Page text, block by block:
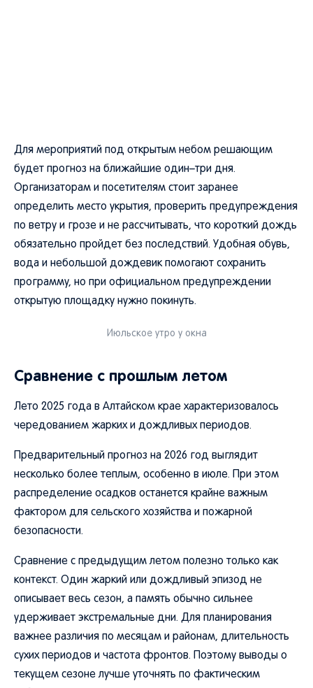
Для мероприятий под открытым небом решающим
будет прогноз на ближайшие один–три дня.
Организаторам и посетителям стоит заранее
определить место укрытия, проверить предупреждения
по ветру и грозе и не рассчитывать, что короткий дождь
обязательно пройдет без последствий. Удобная обувь,
вода и небольшой дождевик помогают сохранить
программу, но при официальном предупреждении
открытую площадку нужно покинуть.
Июльское утро у окна
Сравнение с прошлым летом
Лето 2025 года в Алтайском крае характеризовалось
чередованием жарких и дождливых периодов.
Предварительный прогноз на 2026 год выглядит
несколько более теплым, особенно в июле. При этом
распределение осадков останется крайне важным
фактором для сельского хозяйства и пожарной
безопасности.
Сравнение с предыдущим летом полезно только как
контекст. Один жаркий или дождливый эпизод не
описывает весь сезон, а память обычно сильнее
удерживает экстремальные дни. Для планирования
важнее различия по месяцам и районам, длительность
сухих периодов и частота фронтов. Поэтому выводы о
текущем сезоне лучше уточнять по фактическим